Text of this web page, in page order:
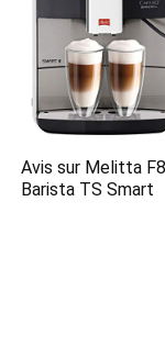
Avis sur Melitta
Barista TS Smart